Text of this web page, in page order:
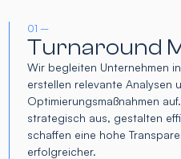
01 –
Turnaround
Wir begleiten Unternehmen
erstellen relevante Analysen
Optimierungsmaßnahmen
strategisch aus, gestalten
schaffen eine hohe
erfolgreicher.